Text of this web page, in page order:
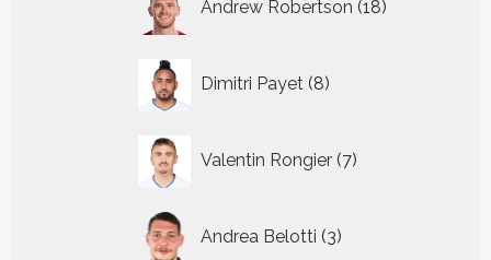
Andrew Robertson 18
producten
Dimitri Payet 8
producten
Valentin Rongier 7
producten
Andrea Belotti 3
producten